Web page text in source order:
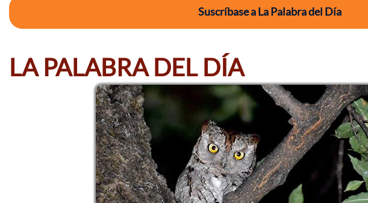
Suscríbase a La Palabra del Día
LA PALABRA DEL DÍA